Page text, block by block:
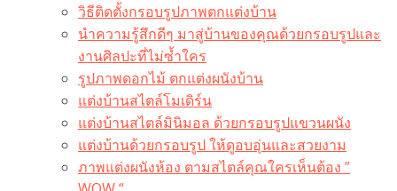
วิธีติดตั้งกรอบรูปภาพตกแต่งบ้าน
นำความรู้สึกดีๆ มาสู่บ้านของคุณด้วยกรอบรูปและ
งานศิลปะที่ไม่ซ้ำใคร
รูปภาพดอกไม้ ตกแต่งผนังบ้าน
แต่งบ้านสไตล์โมเดิร์น
แต่งบ้านสไตล์มินิมอล ด้วยกรอบรูปแขวนผนัง
แต่งบ้านด้วยกรอบรูป ให้ดูอบอุ่นและสวยงาม
ภาพแต่งผนังห้อง ตามสไตล์คุณใครเห็นต้อง ”